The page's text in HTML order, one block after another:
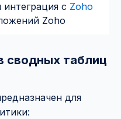
с Zoho
Zoho
сводных таблиц
для